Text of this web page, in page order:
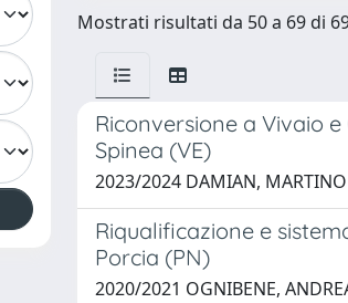
Mostrati risultati da 50 a 69 di
Riconversione a Vivaio
Spinea (VE)
2023/2024 DAMIAN, MARTINO
Riqualificazione e
Porcia (PN)
2020/2021 OGNIBENE,